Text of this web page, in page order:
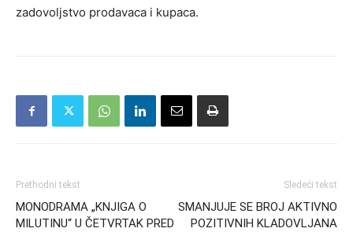
zadovoljstvo prodavaca i kupaca.
Prethodni tekst
MONODRAMA „KNJIGA O
MILUTINU“ U ČETVRTAK PRED
Sledeći tekst
SMANJUJE SE BROJ AKTIVNO
POZITIVNIH KLADOVLJANA